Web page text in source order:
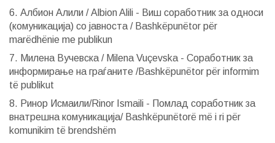
6. Албион Алили / Albion Alili - Виш соработник за односи
(комуникација) со јавноста / Bashkëpunëtor për
marëdhënie me publikun
7. Милена Вучевска / Milena Vuçevska - Соработник за
информирање на граѓаните /Bashkëpunëtor për informim
të publikut
8. Ринор Исмаили/Rinor Ismaili - Помлад соработник за
внатрешна комуникација/ Bashkëpunëtorë më i ri për
komunikim të brendshëm